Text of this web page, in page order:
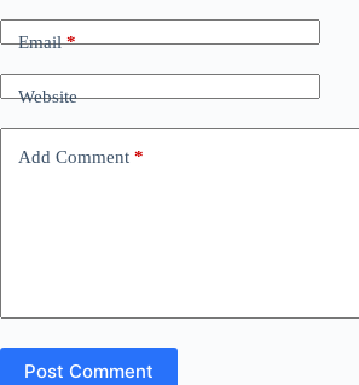
Email*
Website
Add Comment *
Post Comment